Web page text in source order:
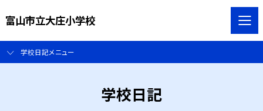
富山市立大庄小学校
学校日記メニュー
学校日記